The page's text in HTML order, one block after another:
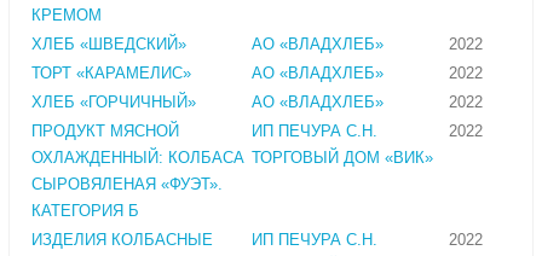
КРЕМОМ
ХЛЕБ «ШВЕДСКИЙ» АО «ВЛАДХЛЕБ»
2022
ТОРТ «КАРАМЕЛИС»
АО «ВЛАДХЛЕБ»
2022
ХЛЕБ «ГОРЧИЧНЫЙ»
АО «ВЛАДХЛЕБ»
2022
ПРОДУКТ МЯСНОЙ
ОХЛАЖДЕННЫЙ: КОЛБАСА
СЫРОВЯЛЕНАЯ «ФУЭТ».
КАТЕГОРИЯ Б
ИП ПЕЧУРА С.Н.
ТОРГОВЫЙ ДОМ «ВИК»
2022
ИЗДЕЛИЯ КОЛБАСНЫЕ
ИП ПЕЧУРА С.Н.
2022